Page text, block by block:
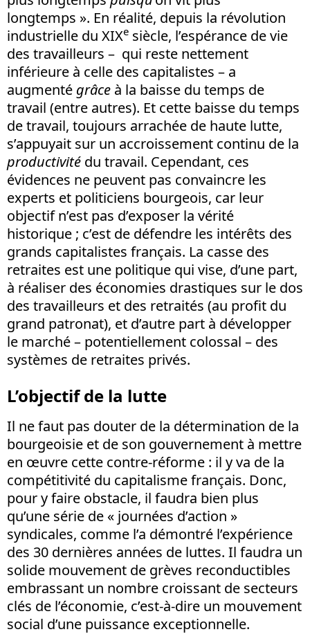
longtemps ». En réalité, depuis la révolution
industrielle du XIXe siècle, l’espérance de vie
des travailleurs – qui reste nettement
inférieure à celle des capitalistes – a
augmenté grâce à la baisse du temps de
travail (entre autres). Et cette baisse du temps
de travail, toujours arrachée de haute lutte,
s’appuyait sur un accroissement continu de la
productivité du travail. Cependant, ces
évidences ne peuvent pas convaincre les
experts et politiciens bourgeois, car leur
objectif n’est pas d’exposer la vérité
historique ; c’est de défendre les intérêts des
grands capitalistes français. La casse des
retraites est une politique qui vise, d’une part,
à réaliser des économies drastiques sur le dos
des travailleurs et des retraités (au profit du
grand patronat), et d’autre part à développer
le marché – potentiellement colossal – des
systèmes de retraites privés.
L’objectif de la lutte
Il ne faut pas douter de la détermination de la
bourgeoisie et de son gouvernement à mettre
en œuvre cette contre-réforme : il y va de la
compétitivité du capitalisme français. Donc,
pour y faire obstacle, il faudra bien plus
qu’une série de « journées d’action »
syndicales, comme l’a démontré l’expérience
des 30 dernières années de luttes. Il faudra un
solide mouvement de grèves reconductibles
embrassant un nombre croissant de secteurs
clés de l’économie, c’est-à-dire un mouvement
social d’une puissance exceptionnelle.